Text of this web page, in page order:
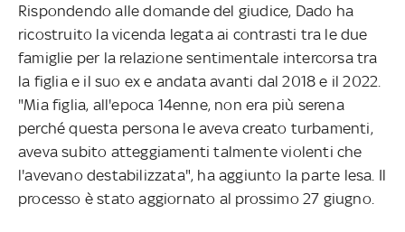
Rispondendo alle domande del giudice, Dado ha
ricostruito la vicenda legata ai contrasti tra le due
famiglie per la relazione sentimentale intercorsa tra
la figlia e il suo ex e andata avanti dal 2018 e il 2022.
"Mia figlia, all'epoca 14enne, non era più serena
perché questa persona le aveva creato turbamenti,
aveva subito atteggiamenti talmente violenti che
l'avevano destabilizzata", ha aggiunto la parte lesa. Il
processo è stato aggiornato al prossimo 27 giugno.